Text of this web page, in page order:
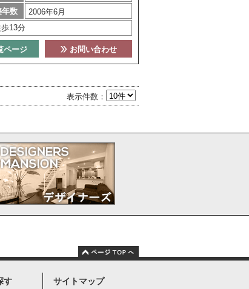
年数
2006年6月
13分
お問い合わせ
ページ
表示件数：
す サイトマップ